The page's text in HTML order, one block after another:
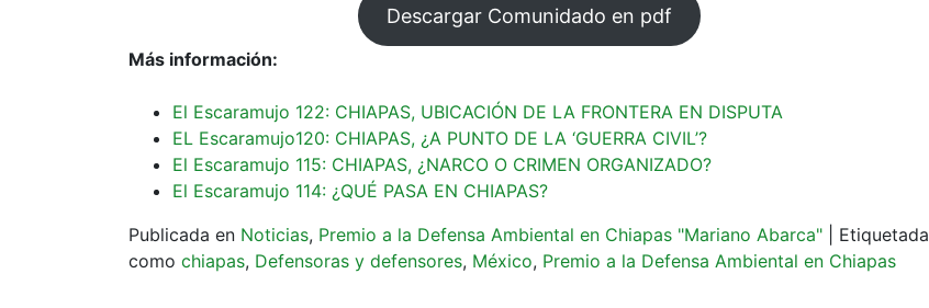
Descargar Comunidado en pdf
Más información:
El Escaramujo 122: CHIAPAS, UBICACIÓN DE LA FRONTERA EN DISPUTA
EL Escaramujo120: CHIAPAS, ¿A PUNTO DE LA ‘GUERRA CIVIL’?
El Escaramujo 115: CHIAPAS, ¿NARCO O CRIMEN ORGANIZADO?
El Escaramujo 114: ¿QUÉ PASA EN CHIAPAS?
Publicada en Noticias, Premio a la Defensa Ambiental en Chiapas "Mariano Abarca"
Etiquetada
como chiapas, Defensoras y defensores, México, Premio a la Defensa Ambiental en Chiapas